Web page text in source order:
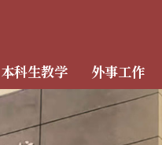
本科生教学 外事工作